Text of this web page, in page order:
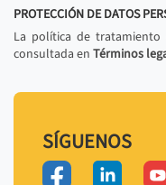
PROTECCIÓN DE DATOS
La política de
consultada en Términos
SÍGUENOS